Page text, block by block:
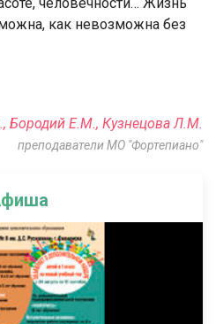
человечности… Жизнь
как невозможна без
Бородий Е.М., Кузнецова Л.М.
преподаватели МО "Фортепиано"